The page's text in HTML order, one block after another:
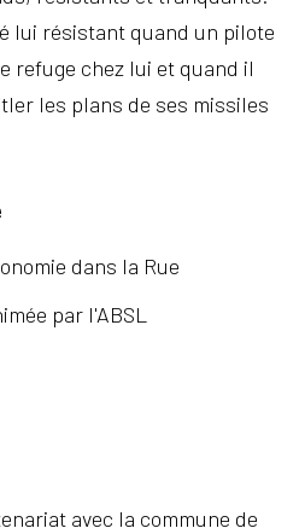
lui résistant quand un pilote
refuge chez lui et quand il
les plans de ses missiles
dans la Rue
par l'ABSL
avec la commune de